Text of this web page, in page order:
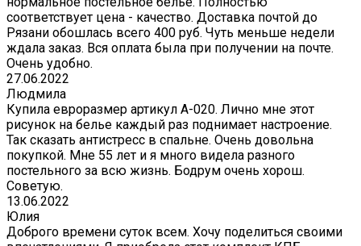
соответствует цена - качество. Доставка почтой до
Рязани обошлась всего 400 руб. Чуть меньше недели
ждала заказ. Вся оплата была при получении на почте.
Очень удобно.
27.06.2022
Людмила
Купила евроразмер артикул А-020. Лично мне этот
рисунок на белье каждый раз поднимает настроение.
Так сказать антистресс в спальне. Очень довольна
покупкой. Мне 55 лет и я много видела разного
постельного за всю жизнь. Бодрум очень хорош.
Советую.
13.06.2022
Юлия
Доброго времени суток всем. Хочу поделиться своими